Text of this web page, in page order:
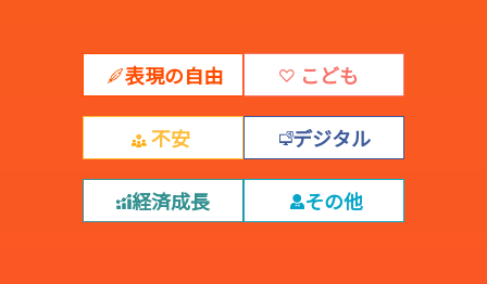
表現の自由 こども
不安 デジタル
経済成長 その他